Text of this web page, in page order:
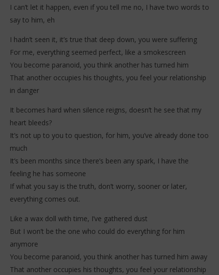
I can’t let it happen, even if you tell me no, I have two words to
say to him, eh
I hadn’t seen it, it’s true that deep down, you were suffering
For me, everything seemed perfect, like a smokescreen
You become paranoid, you think another has turned him
That another occupies his thoughts, you feel your relationship
in danger
It becomes hard when silence reigns, doesn’t he see that my
heart bleeds?
It’s not up to you to question, for him, you’ve already done too
much
It’s been months since there’s been any spark, I have the
feeling he has someone
If what you say is the truth, don’t worry, sooner or later,
everything comes out.
Like a wax doll with time, I’ve gathered dust
But I won’t be the one who could do everything for him
anymore
You become paranoid, you think another has turned him away
That another occupies his thoughts, you feel your relationship